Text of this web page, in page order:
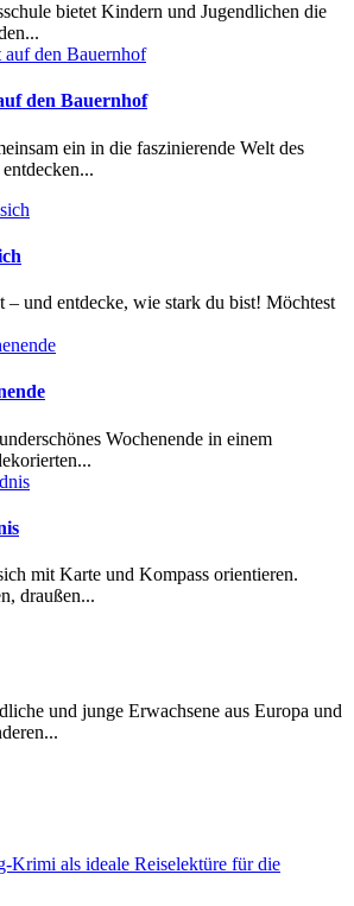
bietet Kindern und Jugendlichen die
den Bauernhof
ein in die faszinierende Welt des
– und entdecke, wie stark du bist! Möchtest
Wochenende in einem
mit Karte und Kompass orientieren.
draußen...
und junge Erwachsene aus Europa und